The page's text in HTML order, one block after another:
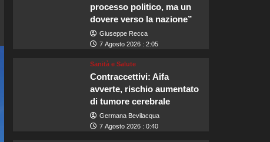
processo politico, ma un
dovere verso la nazione”
Giuseppe Recca
7 Agosto 2026 : 2:05
Sanità e Salute
Contraccettivi: Aifa
avverte, rischio aumentato
di tumore cerebrale
Germana Bevilacqua
7 Agosto 2026 : 0:40